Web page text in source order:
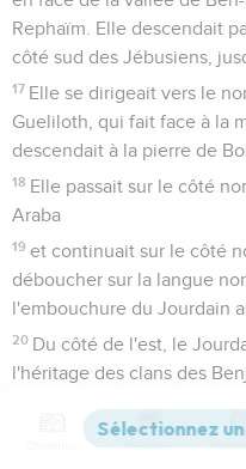
Rephaïm. Elle descendait
côté sud des Jébusiens,
17 Elle se dirigeait vers le
Gueliloth, qui fait face à la
descendait à la pierre de
18 Elle passait sur le côté
Araba
19 et continuait sur le côté
déboucher sur la langue
l'embouchure du Jourdain
20 Du côté de l'est, le
l'héritage des clans des
Les villes des clans de
Versions